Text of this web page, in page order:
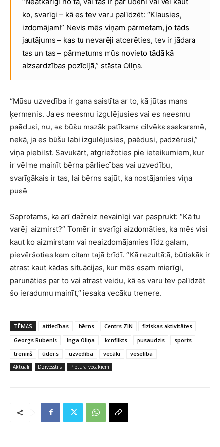
ko, svarīgi – kā es tev varu palīdzēt: “Klausies,
izdomājam!” Nevis mēs viņam pārmetam, jo tāds
jautājums – kas tu nevarēji atcerēties, tev ir jādara
tas un tas – pārmetums mūs novieto tādā kā
aizsardzības pozīcijā,” stāsta Oliņa.
“Mūsu uzvedība ir gana saistīta ar to, kā jūtas mans
ķermenis. Ja es neesmu izgulējusies vai es neesmu
paēdusi, nu, es būšu mazāk patīkams cilvēks saskarsmē,
nekā, ja es būšu labi izgulējusies, paēdusi, padzērusi,”
viņa piebilst. Savukārt, atgriežoties pie ieteikumiem, kur
ir vēlme mainīt bērna pārliecības vai uzvedību,
svarīgākais ir tas, lai bērns sajūt, ka nostājamies viņa
pusē.
Saprotams, ka arī dažreiz nevainīgi var pasprukt: “Kā tu
varēji aizmirst?” Tomēr ir svarīgi aizdomāties, ka mēs visi
kaut ko aizmirstam vai neaizdomājamies līdz galam,
pievēršoties kam citam tajā brīdī. “Kā rezultātā, būtiskāk ir
atrast kaut kādas situācijas, kur mēs esam mierīgi,
parunāties par to vai atrast veidu, kā es varu tev palīdzēt
šo ieradumu mainīt,” iesaka vecāku trenere.
TĒMAS attiecības bērns Centrs ZIN
fiziskas aktivitātes
Georgs Rubenis
Inga Oliņa konflikts pusaudzis
sports
treniņš
ūdens uzvedība vecāki veselība
Aktuāli Dzīvesstils Pietura vecākiem